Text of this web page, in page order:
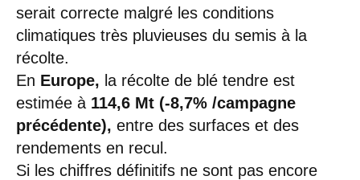
serait correcte malgré les conditions
climatiques très pluvieuses du semis à la
récolte.
En Europe, la récolte de blé tendre est
estimée à 114,6 Mt (-8,7% /campagne
précédente), entre des surfaces et des
rendements en recul.
Si les chiffres définitifs ne sont pas encore